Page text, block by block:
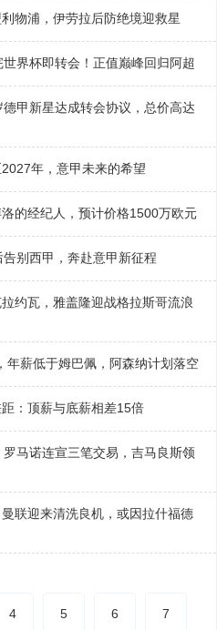
物浦，伊劳拉后防绝境迎救星
界杯即转会！正值巅峰回归阿超
甲新星达成转会协议，总价高达
年，意甲未来的希望
的经纪人，预计价格1500万欧元
别西甲，奔赴意甲新征程
约瓦，雅盖隆迎战格拉斯哥流浪
年薪低于姆巴佩，阿森纳计划落空
：顶薪与底薪相差15倍
马诺连宣三笔交易，吉马良斯领
联迎来清洗良机，或因拉什福德
4 5 6 7